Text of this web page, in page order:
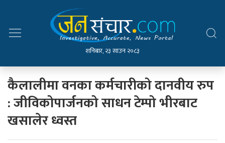
शनिबार, २३ साउन २०८३
कैलालीमा वनका कर्मचारीको दानवीय रुप
: जीविकोपार्जनको साधन टेम्पो भीरबाट
खसालेर ध्वस्त